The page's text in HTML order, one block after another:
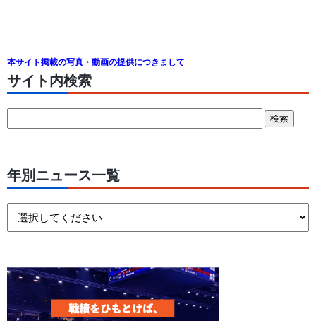
本サイト掲載の写真・動画の提供につきまして
サイト内検索
年別ニュース一覧